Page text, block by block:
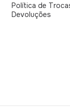
Política de
Devoluções